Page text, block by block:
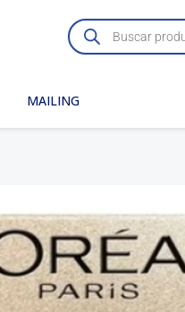
Búsqueda
de
productos
MAILING